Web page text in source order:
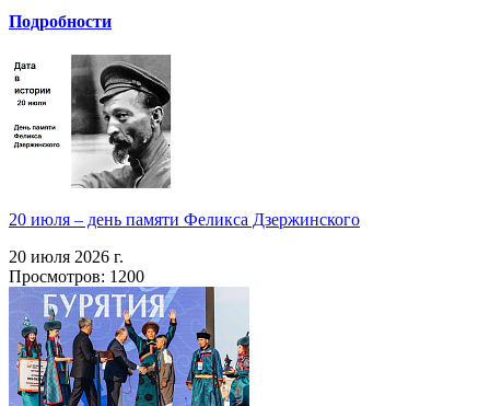
Подробности
20 июля – день памяти Феликса Дзержинского
20 июля 2026 г.
Просмотров: 1200